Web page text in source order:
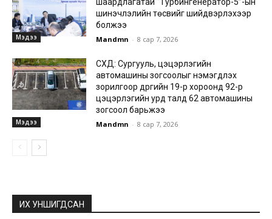
Мэдээ
шинэчлэлийн төсвийг шийдвэрлэхээр
болжээ
Mandmn - 8 сар 7, 2026
Мэдээ
СХД: Сургууль, цэцэрлэгийн
автомашины зогсоолыг нэмэгдүүлэх
зорилгоор дүүргийн 19-р хороонд 92-р
цэцэрлэгийн урд талд 62 автомашины
зогсоол барьжээ
Mandmn - 8 сар 7, 2026
ИХ УНШИГДСАН